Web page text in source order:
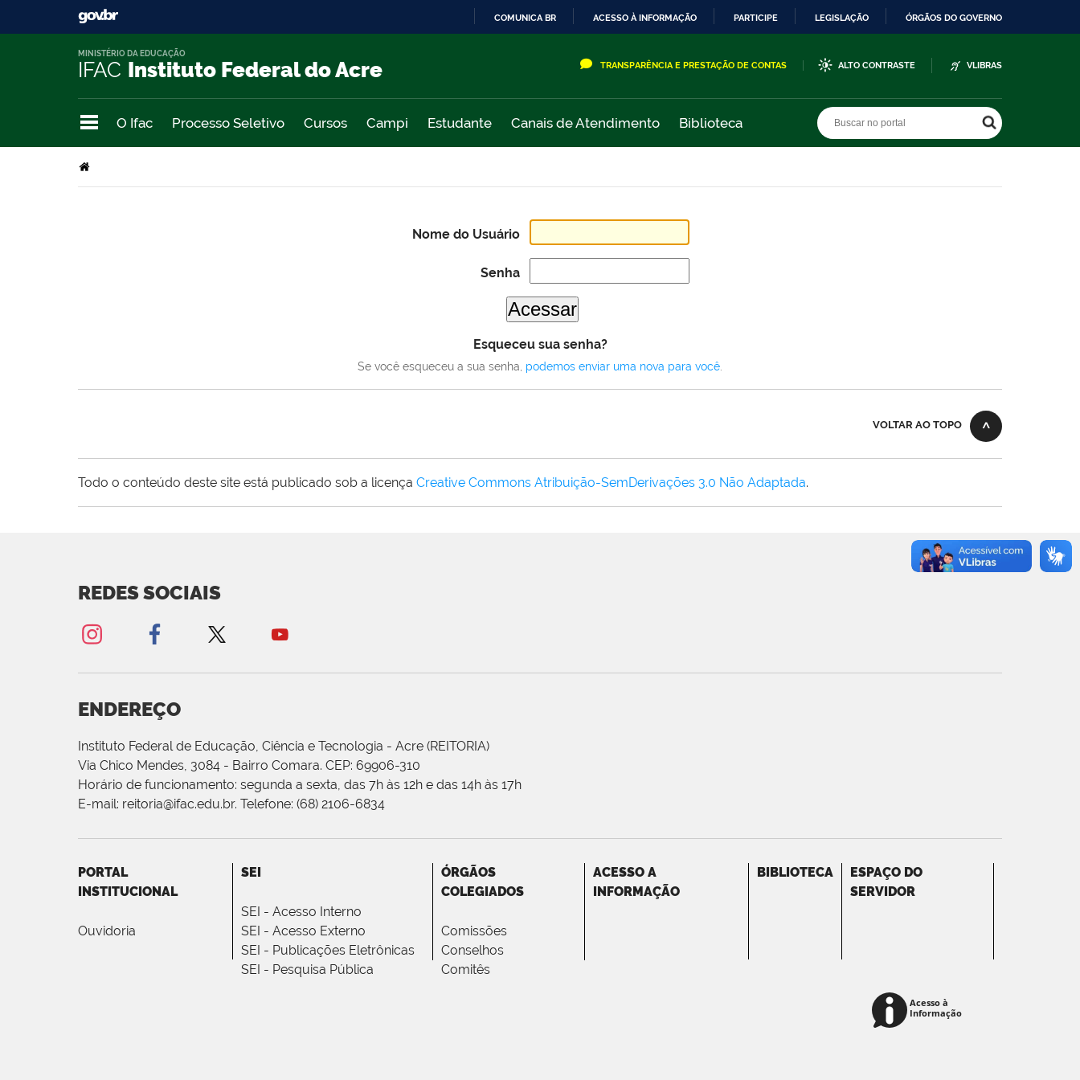
COMUNICA BR ACESSO À INFORMAÇÃO PARTICIPE LEGISLAÇÃO ÓRGÃOS DO GOVERNO
IFAC Instituto Federal do Acre
MINISTÉRIO DA EDUCAÇÃO
TRANSPARÊNCIA E PRESTAÇÃO DE CONTAS ALTO CONTRASTE VLIBRAS
O Ifac Processo Seletivo Cursos Campi Estudante Canais de Atendimento Biblioteca
Nome do Usuário
Senha
Esqueceu sua senha?
Se você esqueceu a sua senha, podemos enviar uma nova para você
VOLTAR AO TOPO
Todo o conteúdo deste site está publicado sob a licença Creative Commons Atribuição-SemDerivações 3.0 Não Adaptada.
REDES SOCIAIS
ENDEREÇO
Instituto Federal de Educação, Ciência e Tecnologia - Acre (REITORIA)
Via Chico Mendes, 3084 - Bairro Comara. CEP: 69906-310
Horário de funcionamento: segunda a sexta, das 7h às 12h e das 14h às 17h
E-mail: reitoria@ifac.edu.br. Telefone: (68) 2106-6834
PORTAL
INSTITUCIONAL
Ouvidoria
SEI
SEI - Acesso Interno
SEI - Acesso Externo
SEI - Publicações Eletrônicas
SEI - Pesquisa Pública
ÓRGÃOS
COLEGIADOS
Comissões
Conselhos
Comitês
ACESSO A
INFORMAÇÃO
BIBLIOTECA
ESPAÇO DO
SERVIDOR